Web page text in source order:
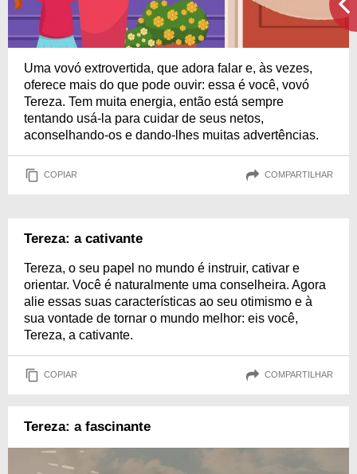
Uma vovó extrovertida, que adora falar e, às vezes,
oferece mais do que pode ouvir: essa é você, vovó
Tereza. Tem muita energia, então está sempre
tentando usá-la para cuidar de seus netos,
aconselhando-os e dando-lhes muitas advertências.
COPIAR COMPARTILHAR
Tereza: a cativante
Tereza, o seu papel no mundo é instruir, cativar e
orientar. Você é naturalmente uma conselheira. Agora
alie essas suas características ao seu otimismo e à
sua vontade de tornar o mundo melhor: eis você,
Tereza, a cativante.
COPIAR COMPARTILHAR
Tereza: a fascinante